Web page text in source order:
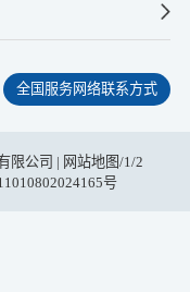
全国服务网络联系方式
限公司 | 网站地图/1 /2
号